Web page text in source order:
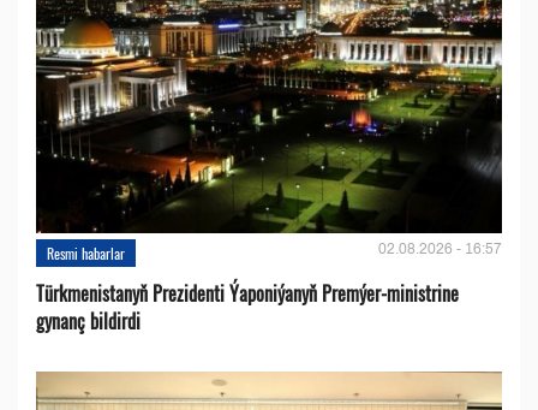
Resmi habarlar 02.08.2026 - 16:57
Türkmenistanyň Prezidenti Ýaponiýanyň Premýer-ministrine
gynanç bildirdi